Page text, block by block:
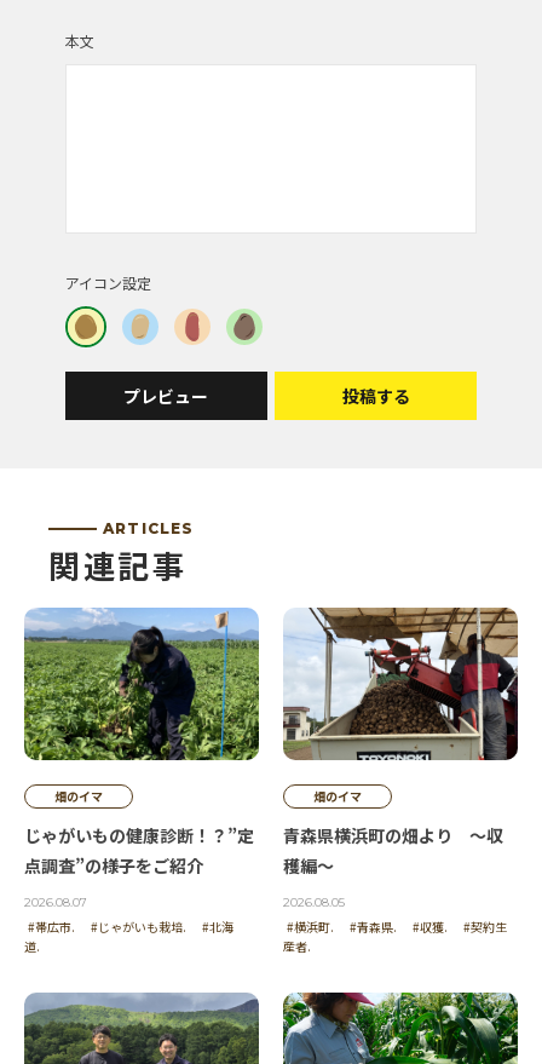
本文
アイコン設定
プレビュー 投稿する
ARTICLES
関連記事
畑のイマ
じゃがいもの健康診断！？”定
点調査”の様子をご紹介
2026.08.07
#帯広市. #じゃがいも栽培.
#北海
道.
畑のイマ
青森県横浜町の畑より ～収
穫編～
2026.08.05
#横浜町. #青森県. #収獲.
#契約生
産者.